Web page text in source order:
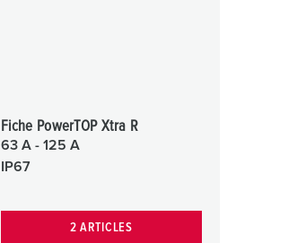
Fiche PowerTOP Xtra R
63 A - 125 A
IP67
2 ARTICLES